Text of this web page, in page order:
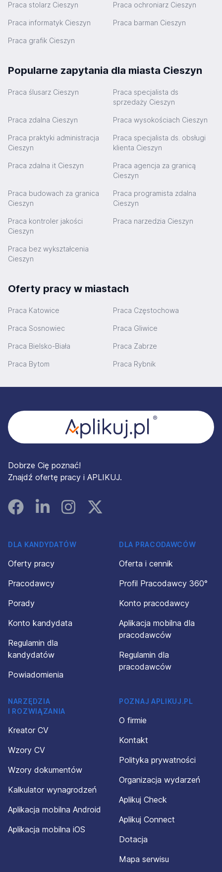
Praca stolarz Cieszyn Praca ochroniarz Cieszyn
Praca informatyk Cieszyn Praca barman Cieszyn
Praca grafik Cieszyn
Popularne zapytania dla miasta Cieszyn
Praca ślusarz Cieszyn
Praca specjalista ds
sprzedaży Cieszyn
Praca zdalna Cieszyn Praca wysokościach Cieszyn
Praca praktyki administracja
Cieszyn
Praca specjalista ds. obsługi
klienta Cieszyn
Praca zdalna it Cieszyn
Praca agencja za granicą
Cieszyn
Praca budowach za granica
Cieszyn
Praca programista zdalna
Cieszyn
Praca kontroler jakości
Cieszyn
Praca narzedzia Cieszyn
Praca bez wykształcenia
Cieszyn
Oferty pracy w miastach
Praca Katowice Praca Częstochowa
Praca Sosnowiec Praca Gliwice
Praca Bielsko-Biała Praca Zabrze
Praca Bytom Praca Rybnik
Dobrze Cię poznać!
Znajdź ofertę pracy i APLIKUJ.
FacebookLinked InInstagramInstagram
DLA KANDYDATÓW
Oferty pracy
Pracodawcy
Porady
Konto kandydata
Regulamin dla
kandydatów
Powiadomienia
DLA PRACODAWCÓW
Oferta i cennik
Profil Pracodawcy 360°
Konto pracodawcy
Aplikacja mobilna dla
pracodawców
Regulamin dla
pracodawców
NARZĘDZIA
I ROZWIĄZANIA
Kreator CV
Wzory CV
Wzory dokumentów
Kalkulator wynagrodzeń
Aplikacja mobilna Android
Aplikacja mobilna iOS
POZNAJ APLIKUJ.PL
O firmie
Kontakt
Polityka prywatności
Organizacja wydarzeń
Aplikuj Check
Aplikuj Connect
Dotacja
Mapa serwisu